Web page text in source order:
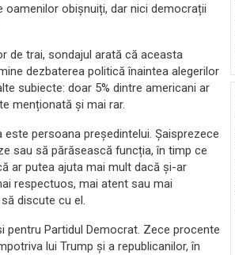
obișnuiți, dar nici democrații
de trai, sondajul arată că aceasta
dezbaterea politică înaintea alegerilor
subiecte: doar 5% dintre americani ar
menționată și mai rar.
persoana președintelui. Șaisprezece
sau să părăsească funcția, în timp ce
ar putea ajuta mai mult dacă și-ar
respectuos, mai atent sau mai
discute cu el.
pentru Partidul Democrat. Zece procente
lui Trump și a republicanilor, în